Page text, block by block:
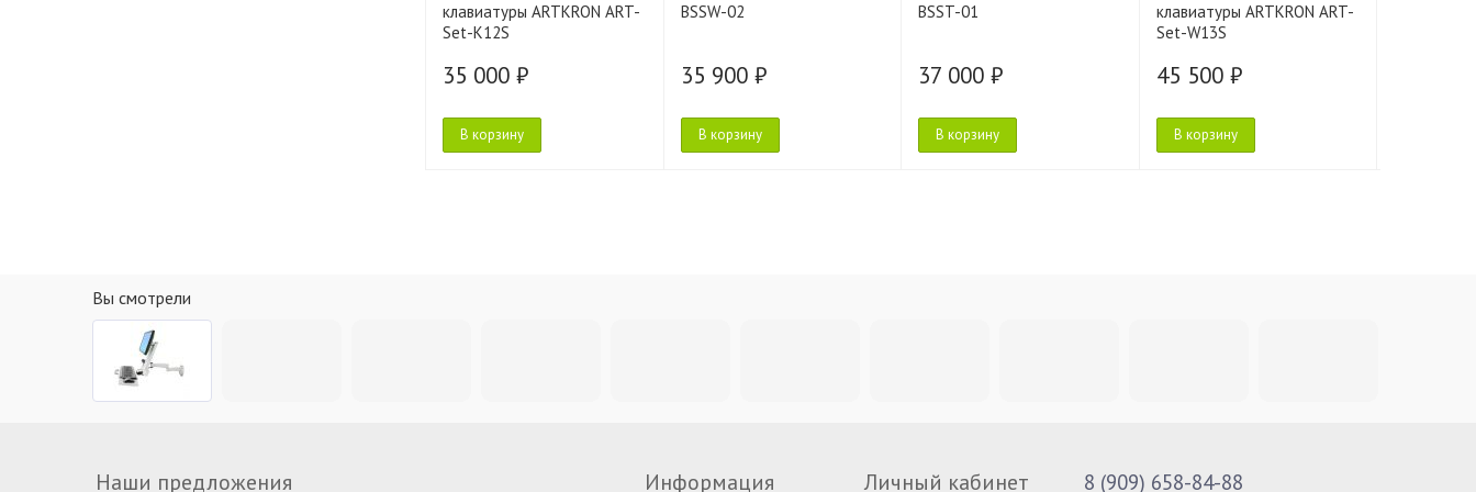
клавиатуры ARTKRON ART-
Set-K12S
35 000 ₽
В корзину
BSSW-02
35 900 ₽
В корзину
BSST-01
37 000 ₽
В корзину
клавиатуры ARTKRON ART-
Set-W13S
45 500 ₽
В корзину
Вы смотрели
Наши предложения Информация Личный кабинет 8 (909) 658-84-88